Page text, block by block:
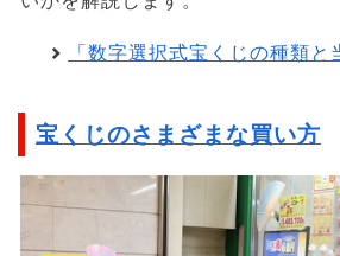
「数字選択式宝くじの種類
宝くじのさまざまな買い方